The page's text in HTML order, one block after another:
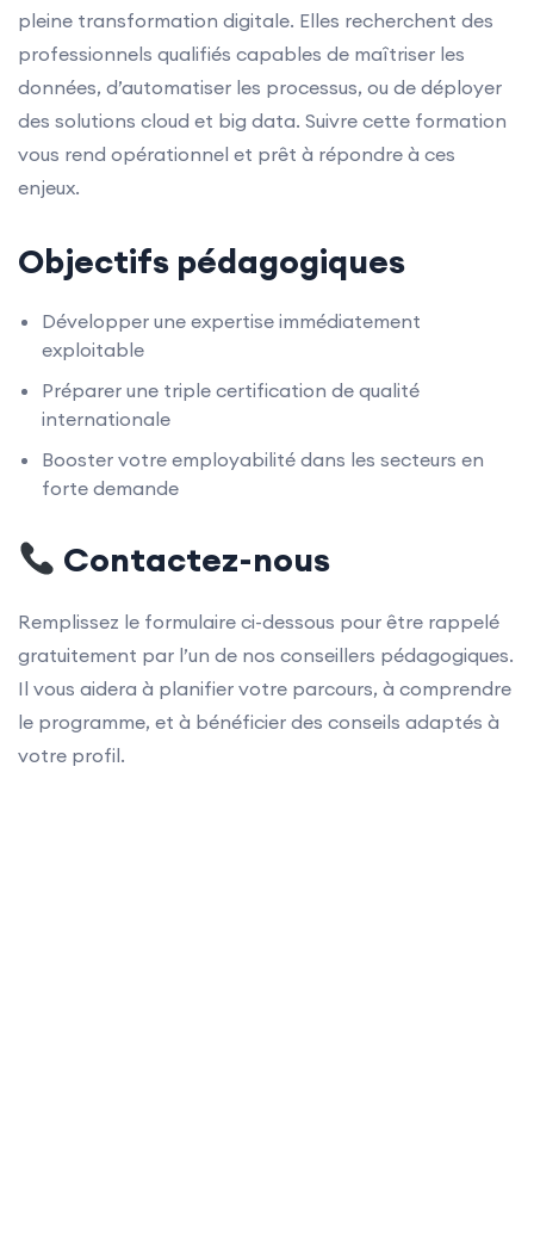
pleine transformation digitale. Elles recherchent des
professionnels qualifiés capables de maîtriser les
données, d’automatiser les processus, ou de déployer
des solutions cloud et big data. Suivre cette formation
vous rend opérationnel et prêt à répondre à ces
enjeux.
Objectifs pédagogiques
Développer une expertise immédiatement
exploitable
Préparer une triple certification de qualité
internationale
Booster votre employabilité dans les secteurs en
forte demande
Contactez-nous
Remplissez le formulaire ci-dessous pour être rappelé
gratuitement par l’un de nos conseillers pédagogiques.
Il vous aidera à planifier votre parcours, à comprendre
le programme, et à bénéficier des conseils adaptés à
votre profil.